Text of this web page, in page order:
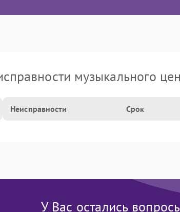
музыкального
Неисправности Срок
У Вас остались